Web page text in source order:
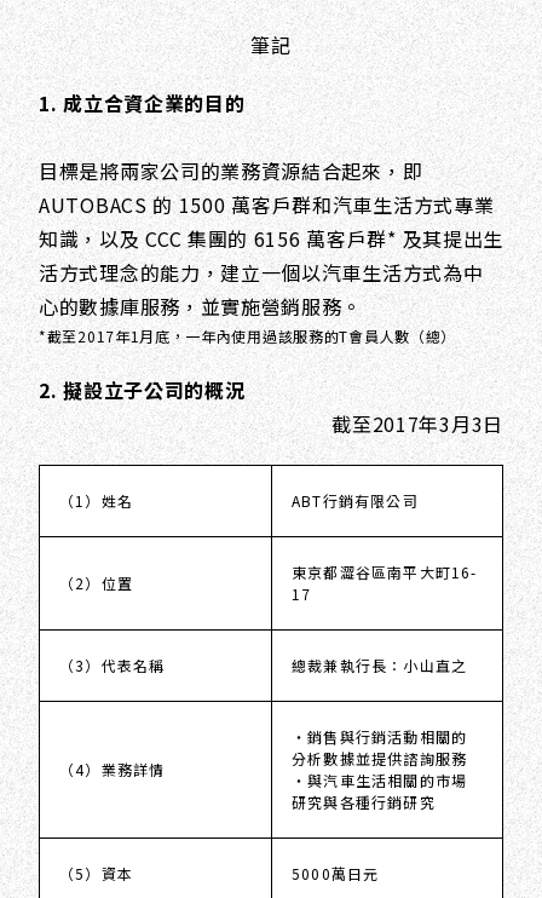
筆記
1. 成立合資企業的目的
目標是將兩家公司的業務資源結合起來，即
AUTOBACS 的 1500 萬客戶群和汽車生活方式專業
知識，以及 CCC 集團的 6156 萬客戶群* 及其提出生
活方式理念的能力，建立一個以汽車生活方式為中
心的數據庫服務，並實施營銷服務。
*截至2017年1月底，一年內使用過該服務的T會員人數（總）
2. 擬設立子公司的概況
截至2017年3月3日
（1）姓名 ABT行銷有限公司
（2）位置
東京都澀谷區南平大町16-
17
（3）代表名稱 總裁兼執行長：小山直之
（4）業務詳情
・銷售與行銷活動相關的
分析數據並提供諮詢服務
・與汽車生活相關的市場
研究與各種行銷研究
（5）資本 5000萬日元